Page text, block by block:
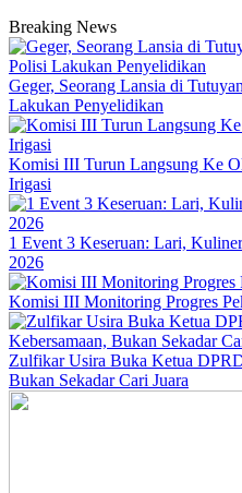
Breaking News
Geger, Seorang Lansia di
Lakukan Penyelidikan
Komisi III Turun Langsung Ke
Irigasi
1 Event 3 Keseruan: Lari,
2026
Komisi III Monitoring Progres
Zulfikar Usira Buka Ketua
Bukan Sekadar Cari Juara